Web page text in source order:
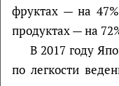
фруктах — на
продуктах — на
В 2017 году
по легкости